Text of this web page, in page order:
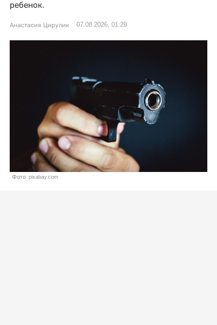
ребенок.
Анастасия Цирулик 07.08.2026, 01:29
Фото: pixabay.com